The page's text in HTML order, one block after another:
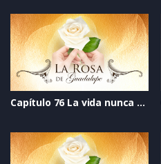
Capítulo 76 La vida nunca se acaba